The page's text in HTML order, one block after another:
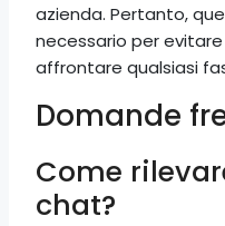
azienda. Pertanto,
necessario per
affrontare qualsiasi
Domande
Come
chat?